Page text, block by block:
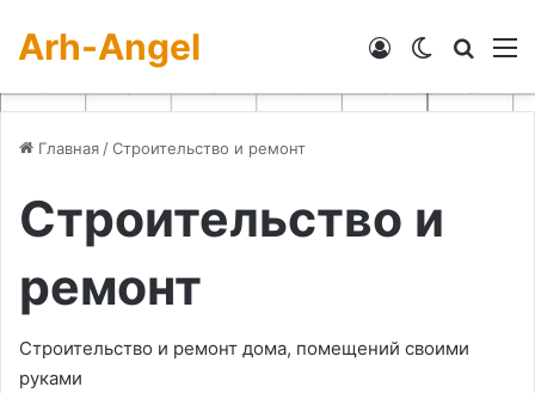
Arh-Angel Switch skin
Войти
Главная /Строительство и ремонт
Строительство и
ремонт
Строительство и ремонт дома, помещений своими
руками